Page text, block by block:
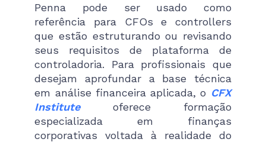
Penna pode ser usado como
referência para CFOs e controllers
que estão estruturando ou revisando
seus requisitos de plataforma de
controladoria. Para profissionais que
desejam aprofundar a base técnica
em análise financeira aplicada, o CFX
Instituteoferece formação
especializada em finanças
corporativas voltada à realidade do